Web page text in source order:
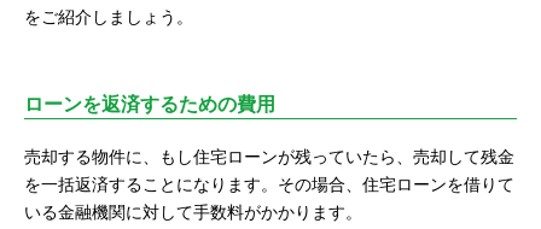
をご紹介しましょう。
ローンを返済するための費用
売却する物件に、もし住宅ローンが残っていたら、売却して残金
を一括返済することになります。その場合、住宅ローンを借りて
いる金融機関に対して手数料がかかります。